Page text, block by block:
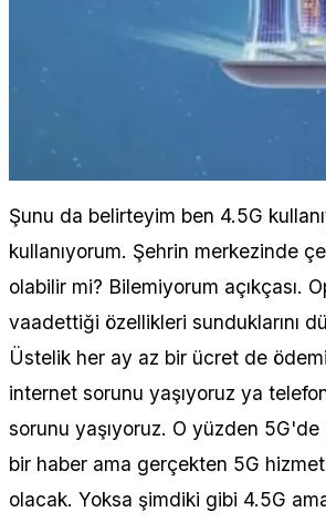
Şunu da belirteyim ben 4.5G
kullanıyorum. Şehrin merkezinde
olabilir mi? Bilemiyorum açıkçası.
vaadettiği özellikleri sunduklarını
Üstelik her ay az bir ücret de
internet sorunu yaşıyoruz ya
sorunu yaşıyoruz. O yüzden
bir haber ama gerçekten 5G
olacak. Yoksa şimdiki gibi 4.5G